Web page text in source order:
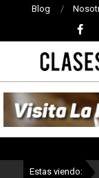
Blog
DE
Estas viendo: